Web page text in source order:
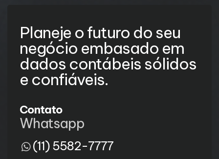
Planeje o futuro do seu
negócio embasado em
dados contábeis sólidos
e confiáveis.
Contato
Whatsapp
(11) 5582-7777